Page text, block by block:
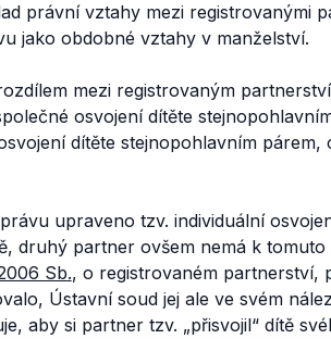
právní vztahy mezi registrovanými
jako obdobné vztahy v manželství.
mezi registrovaným
osvojení dítěte
dítěte stejnopohlavním párem,
upraveno tzv. individuální
druhý partner ovšem nemá k tomuto
Sb., o registrovaném partnerství,
Ústavní soud jej ale ve svém
aby si partner tzv. „přisvojil“ dítě